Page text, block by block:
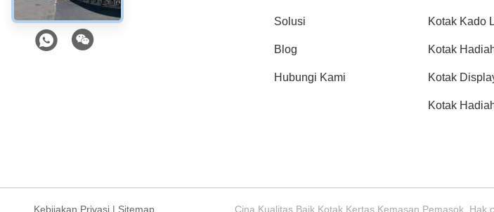
Media Sosial
Solusi
Blog
Hubungi Kami
Kotak Kado
Kotak
Kotak
Kotak
Kebijakan Privasi | Sitemap Cina Kualitas Baik Kotak Kertas Kemasan Pemasok.